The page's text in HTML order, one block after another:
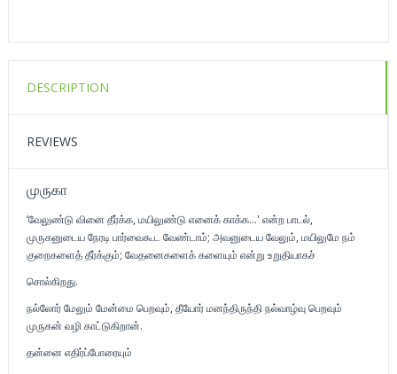
DESCRIPTION
REVIEWS
முருகா
‘வேலுண்டு வினை தீர்க்க, மயிலுண்டு எனைக் காக்க...' என்ற பாடல்,
முருகனுடைய நேரடி பார்வைகூட வேண்டாம்; அவனுடைய வேலும், மயிலுமே நம்
குறைகளைத் தீர்க்கும்; வேதனைகளைக் களையும் என்று உறுதியாகச்
சொல்கிறது.
நல்லோர் மேலும் மேன்மை பெறவும், தீயோர் மனந்திருந்தி நல்வாழ்வு பெறவும்
முருகன் வழி காட்டுகிறான்.
தன்னை எதிர்ப்போரையும்